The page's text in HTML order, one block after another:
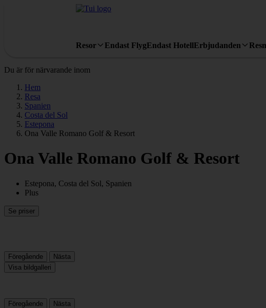
Resor Endast FlygEndast HotellErbjudanden
Du är för närvarande inom
Hem
Resa
Spanien
Costa del Sol
Estepona
Ona Valle Romano Golf & Resort
Ona Valle Romano Golf & Resort
Estepona, Costa del Sol, Spanien
Plus
Se priser
Föregående
Nästa
Visa bildgalleri
Föregående Nästa